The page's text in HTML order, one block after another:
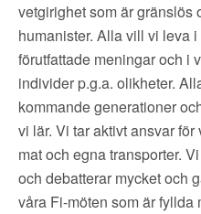
FÖR MEDLEMMAR
NYHETER
SÖK
vetgirighet som är gränslös
humanister. Alla vill vi leva
förutfattade meningar och i
individer p.g.a. olikheter.
kommande generationer
vi lär. Vi tar aktivt ansvar
mat och egna transporter.
och debatterar mycket och
våra Fi-möten som är fyllda